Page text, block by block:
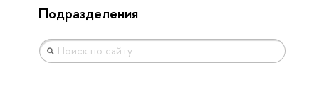
Подразделения